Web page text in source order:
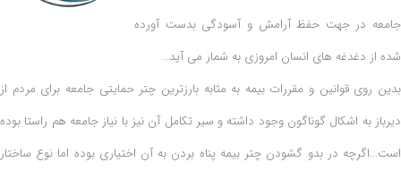
در جهت حفظ آرامش و آسودگی بدست آورده
از دغدغه های انسان امروزی به شمار می آید...
روی قوانین و مقررات بیمه به مثابه بارزترین چتر حمایتی جامعه برای مردم از
به اشکال گوناگون وجود داشته و سیر تکامل آن نیز با نیاز جامعه هم راستا بوده
در بدو گشودن چتر بیمه پناه بردن به آن اختیاری بوده اما نوع ساختار